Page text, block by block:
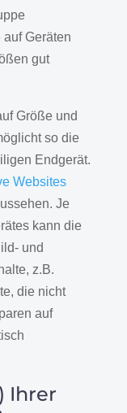
Geräten
gut
Größe und
so die
Endgerät.
Websites
Je
kann die
und
z.B.
die nicht
auf
Ihrer